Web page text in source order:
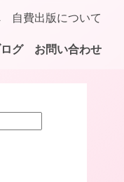
自費出版について
グ お問い合わせ